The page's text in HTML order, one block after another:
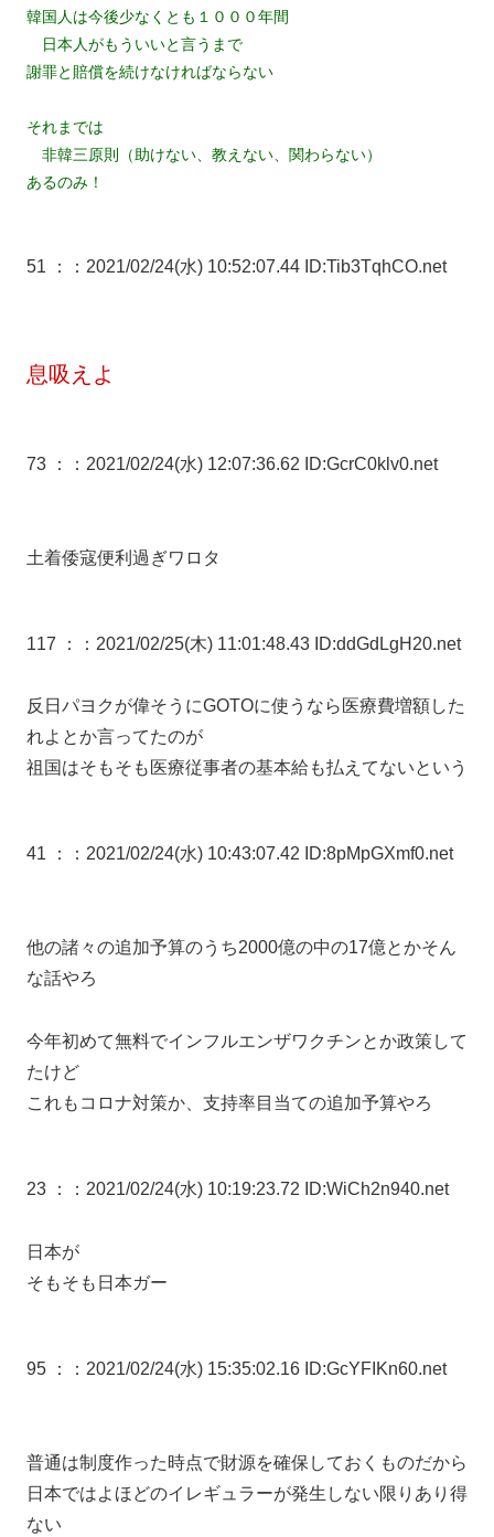
韓国人は今後少なくとも１０００年間
日本人がもういいと言うまで
謝罪と賠償を続けなければならない
それまでは
非韓三原則（助けない、教えない、関わらない）
あるのみ！
51 ： ：2021/02/24(水) 10:52:07.44 ID:Tib3TqhCO.net
息吸えよ
73 ： ：2021/02/24(水) 12:07:36.62 ID:GcrC0klv0.net
土着倭寇便利過ぎワロタ
117 ： ：2021/02/25(木) 11:01:48.43 ID:ddGdLgH20.net
反日パヨクが偉そうにGOTOに使うなら医療費増額した
れよとか言ってたのが
祖国はそもそも医療従事者の基本給も払えてないという
41 ： ：2021/02/24(水) 10:43:07.42 ID:8pMpGXmf0.net
他の諸々の追加予算のうち2000億の中の17億とかそん
な話やろ
今年初めて無料でインフルエンザワクチンとか政策して
たけど
これもコロナ対策か、支持率目当ての追加予算やろ
23 ： ：2021/02/24(水) 10:19:23.72 ID:WiCh2n940.net
日本が
そもそも日本ガー
95 ： ：2021/02/24(水) 15:35:02.16 ID:GcYFIKn60.net
普通は制度作った時点で財源を確保しておくものだから
日本ではよほどのイレギュラーが発生しない限りあり得
ない